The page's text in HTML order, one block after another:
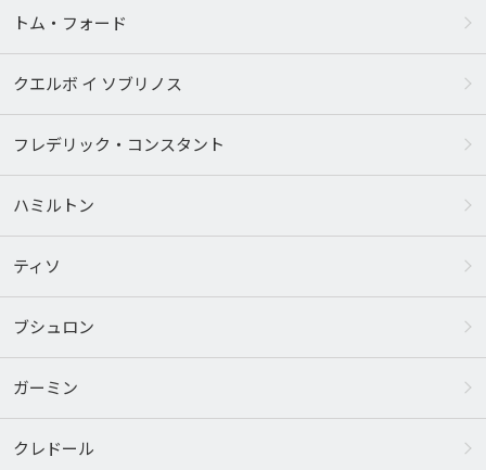
トム・フォード
クエルボ イ ソブリノス
フレデリック・コンスタント
ハミルトン
ティソ
ブシュロン
ガーミン
クレドール